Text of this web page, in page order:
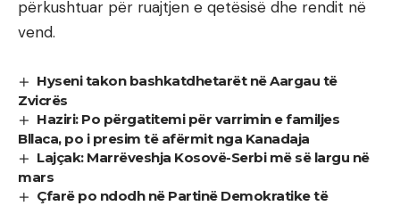
përkushtuar për ruajtjen e qetësisë dhe rendit në
vend.
Hyseni takon bashkatdhetarët në Aargau të
Zvicrës
Haziri: Po përgatitemi për varrimin e familjes
Bllaca, po i presim të afërmit nga Kanadaja
Lajçak: Marrëveshja Kosovë-Serbi më së largu në
mars
Çfarë po ndodh në Partinë Demokratike të